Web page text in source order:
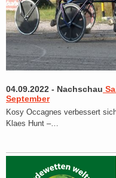
04.09.2022 - Nachschau
September
Kosy Occagnes verbessert
Klaes Hunt –…